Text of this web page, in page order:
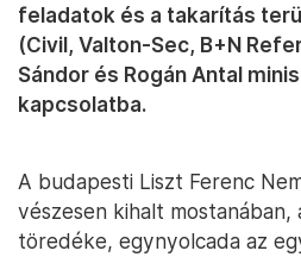
feladatok és a takarítás
(Civil, Valton-Sec, B+N
Sándor és Rogán Antal
kapcsolatba.
A budapesti Liszt Ferenc
vészesen kihalt mostanában,
töredéke, egynyolcada az